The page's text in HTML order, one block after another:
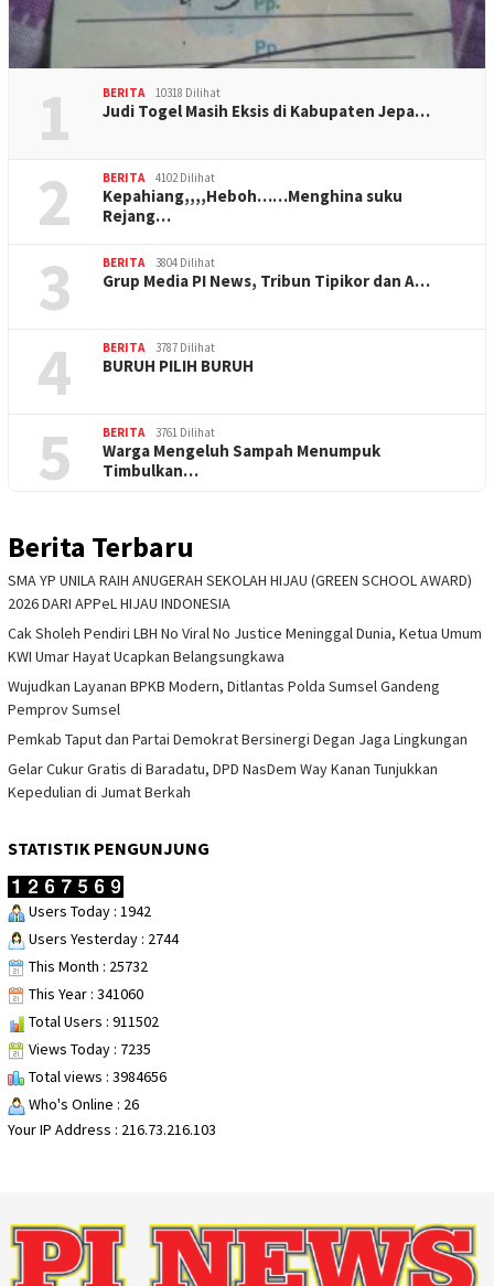
1 BERITA 10318 Dilihat
Judi Togel Masih Eksis di Kabupaten Jepa…
2 BERITA 4102 Dilihat
Kepahiang,,,,Heboh……Menghina suku
Rejang…
3 BERITA 3804 Dilihat
Grup Media PI News, Tribun Tipikor dan A…
4 BERITA 3787 Dilihat
BURUH PILIH BURUH
5 BERITA 3761 Dilihat
Warga Mengeluh Sampah Menumpuk
Timbulkan…
Berita Terbaru
SMA YP UNILA RAIH ANUGERAH SEKOLAH HIJAU (GREEN SCHOOL AWARD)
2026 DARI APPeL HIJAU INDONESIA
Cak Sholeh Pendiri LBH No Viral No Justice Meninggal Dunia, Ketua Umum
KWI Umar Hayat Ucapkan Belangsungkawa
Wujudkan Layanan BPKB Modern, Ditlantas Polda Sumsel Gandeng
Pemprov Sumsel
Pemkab Taput dan Partai Demokrat Bersinergi Degan Jaga Lingkungan
Gelar Cukur Gratis di Baradatu, DPD NasDem Way Kanan Tunjukkan
Kepedulian di Jumat Berkah
STATISTIK PENGUNJUNG
Users Today : 1942
Users Yesterday : 2744
This Month : 25732
This Year : 341060
Total Users : 911502
Views Today : 7235
Total views : 3984656
Who's Online : 26
Your IP Address : 216.73.216.103